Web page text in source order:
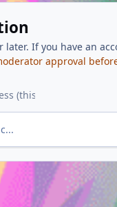
later. If you have an
approval